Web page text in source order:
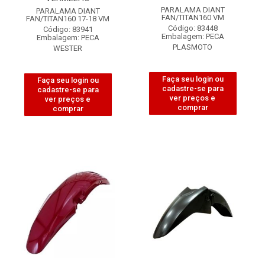
PARALAMA DIANT
FAN/TITAN160 17-18 VM
Código: 83941
Embalagem: PECA
WESTER
Faça seu login ou
cadastre-se para
ver preços e
comprar
PARALAMA DIANT
FAN/TITAN160 VM
Código: 83448
Embalagem: PECA
PLASMOTO
Faça seu login ou
cadastre-se para
ver preços e
comprar